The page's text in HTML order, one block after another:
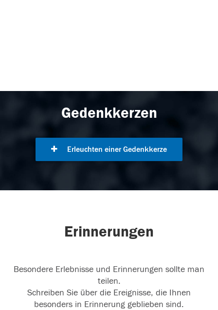
Gedenkkerzen
Erleuchten einer Gedenkkerze
Erinnerungen
Besondere Erlebnisse und Erinnerungen sollte man
teilen.
Schreiben Sie über die Ereignisse, die Ihnen
besonders in Erinnerung geblieben sind.